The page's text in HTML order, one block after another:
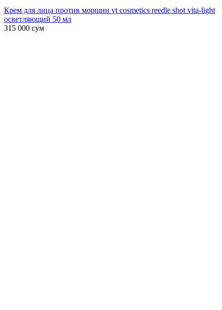
Крем для лица против морщин vt cosmetics reedle shot vita-light
осветляющий 50 мл
315 000 сум